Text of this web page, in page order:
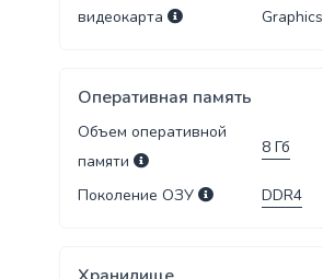
видеокарта
Graphics
Оперативная память
Объем оперативной
памяти
8 Гб
Поколение ОЗУ DDR4